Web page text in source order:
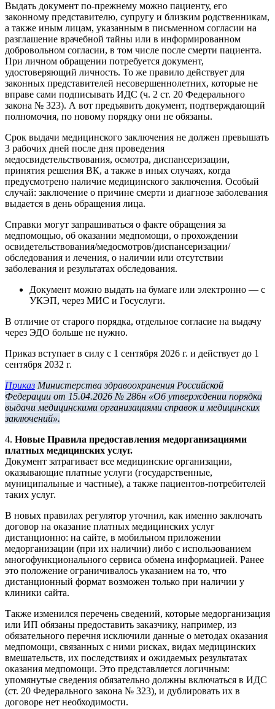
Выдать документ по-прежнему можно пациенту, его
законному представителю, супругу и близким родственникам,
а также иным лицам, указанным в письменном согласии на
разглашение врачебной тайны или в информированном
добровольном согласии, в том числе после смерти пациента.
При личном обращении потребуется документ,
удостоверяющий личность. То же правило действует для
законных представителей несовершеннолетних, которые не
вправе сами подписывать ИДС (ч. 2 ст. 20 Федерального
закона № 323). А вот предъявить документ, подтверждающий
полномочия, по новому порядку они не обязаны.
Срок выдачи медицинского заключения не должен превышать
3 рабочих дней после дня проведения
медосвидетельствования, осмотра, диспансеризации,
принятия решения ВК, а также в иных случаях, когда
предусмотрено наличие медицинского заключения. Особый
случай: заключение о причине смерти и диагнозе заболевания
выдается в день обращения лица.
Справки могут запрашиваться о факте обращения за
медпомощью, об оказании медпомощи, о прохождении
освидетельствования/медосмотров/диспансеризации/
обследования и лечения, о наличии или отсутствии
заболевания и результатах обследования.
Документ можно выдать на бумаге или электронно — с
УКЭП, через МИС и Госуслуги.
В отличие от старого порядка, отдельное согласие на выдачу
через ЭДО больше не нужно.
Приказ вступает в силу с 1 сентября 2026 г. и действует до 1
сентября 2032 г.
Приказ Министерства здравоохранения Российской
Федерации от 15.04.2026 № 286н «Об утверждении порядка
выдачи медицинскими организациями справок и медицинских
заключений».
4. Новые Правила предоставления медорганизациями
платных медицинских услуг.
Документ затрагивает все медицинские организации,
оказывающие платные услуги (государственные,
муниципальные и частные), а также пациентов-потребителей
таких услуг.
В новых правилах регулятор уточнил, как именно заключать
договор на оказание платных медицинских услуг
дистанционно: на сайте, в мобильном приложении
медорганизации (при их наличии) либо с использованием
многофункционального сервиса обмена информацией. Ранее
это положение ограничивалось указанием на то, что
дистанционный формат возможен только при наличии у
клиники сайта.
Также изменился перечень сведений, которые медорганизация
или ИП обязаны предоставить заказчику, например, из
обязательного перечня исключили данные о методах оказания
медпомощи, связанных с ними рисках, видах медицинских
вмешательств, их последствиях и ожидаемых результатах
оказания медпомощи. Это представляется логичным:
упомянутые сведения обязательно должны включаться в ИДС
(ст. 20 Федерального закона № 323), и дублировать их в
договоре нет необходимости.